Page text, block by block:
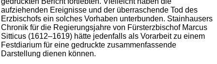
aufziehenden Ereignisse und der überraschende Tod des
Erzbischofs ein solches Vorhaben unterbunden. Stainhausers
Chronik für die Regierungsjahre von Fürsterzbischof Marcus
Sitticus (1612–1619) hätte jedenfalls als Vorarbeit zu einem
Festdiarium für eine gedruckte zusammenfassende
Darstellung dienen können.